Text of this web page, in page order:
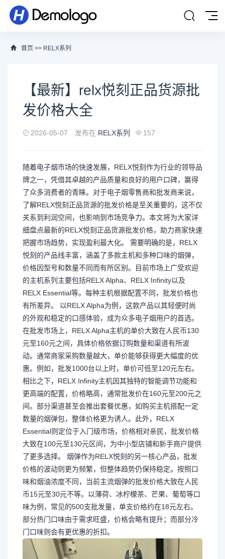
首页 >> RELX系列
【最新】relx悦刻正品货源批
发价格大全
2026-05-07 发布在 RELX系列 157
随着电子烟市场的快速发展，RELX悦刻作为行业的领导品
牌之一，凭借其卓越的产品质量和良好的用户口碑，赢得
了众多消费者的青睐。对于电子烟零售商和批发商来说，
了解RELX悦刻正品货源的批发价格是至关重要的，这不仅
关系到利润空间，也影响到市场竞争力。本文将为大家详
细盘点最新的RELX悦刻正品货源批发价格，助力商家快速
把握市场趋势，实现盈利最大化。 需要明确的是，RELX
悦刻的产品线丰富，涵盖了多款主机和多种口味的烟弹，
价格因型号和数量不同而有所区别。目前市场上广受欢迎
的主机系列主要包括RELX Alpha、RELX Infinity以及
RELX Essential等。每种主机根据配置不同，批发价格也
有所差异。 以RELX Alpha为例，这款产品以其轻便时尚
的外观和稳定的口感体验，成为众多电子烟用户的首选。
在批发市场上，RELX Alpha主机的单价大致在人民币130
元至160元之间，具体价格依据订购数量和渠道有所波
动。通常商家采购数量越大，单价能够获得更大幅度的优
惠。例如，批发1000台以上时，单价可低至120元左右。
相比之下，RELX Infinity主机因其独特的智能调节功能和
更高端的配置，价格略高，通常批发价在160元至200元之
间。部分渠道甚至会推出套餐优惠，如购买主机搭配一定
数量的烟弹包，整体价格更为诱人。此外，RELX
Essential则定位于入门级市场，价格相对亲民，批发价格
大致在100元至130元区间，为中小型店铺和新手商户提供
了更多选择。 烟弹作为RELX悦刻的另一核心产品，批发
价格的波动则更为频繁，但整体趋势仍保持稳定。按照口
味和烟油浓度不同，当前主流烟弹的批发价格大致在人民
币15元至30元不等。以薄荷、冰柠檬茶、芒果、葡萄等口
味为例，常见的500支批发量，单支价格约在18元左右。
部分热门口味由于需求旺盛，价格会略有提升；而部分冷
门口味则会有更优惠的折扣。